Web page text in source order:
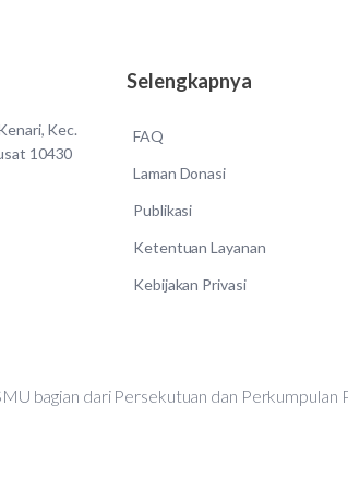
Kec.
10430
Selengkapnya
FAQ
Laman Donasi
Publikasi
Ketentuan Layanan
Kebijakan Privasi
bagian dari Persekutuan dan